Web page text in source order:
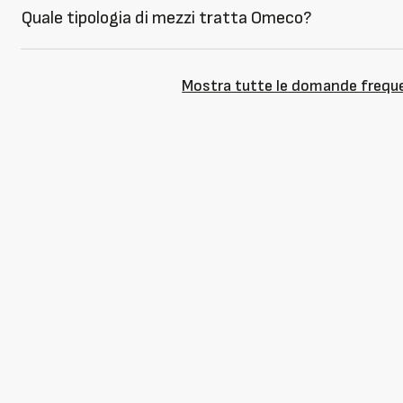
Quale tipologia di mezzi tratta Omeco?
Mostra tutte le domande